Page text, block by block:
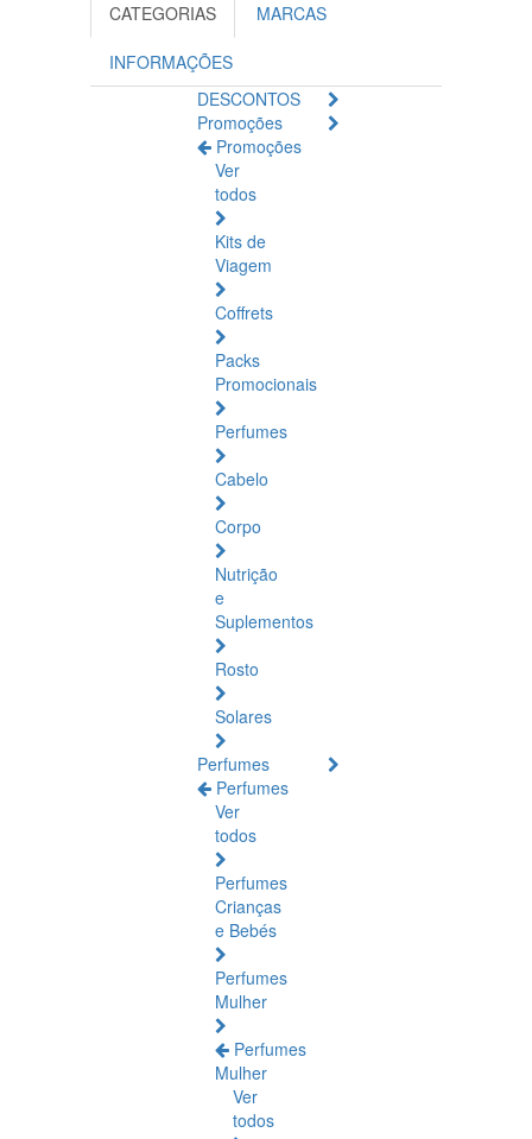
CATEGORIAS MARCAS
INFORMAÇÕES
DESCONTOS
Promoções
Promoções
Ver
todos
Kits de
Viagem
Coffrets
Packs
Promocionais
Perfumes
Cabelo
Corpo
Nutrição
e
Suplementos
Rosto
Solares
Perfumes
Perfumes
Ver
todos
Perfumes
Crianças
e Bebés
Perfumes
Mulher
Perfumes
Mulher
Ver
todos